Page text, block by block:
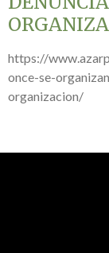
https://
once-se-
organizacion/